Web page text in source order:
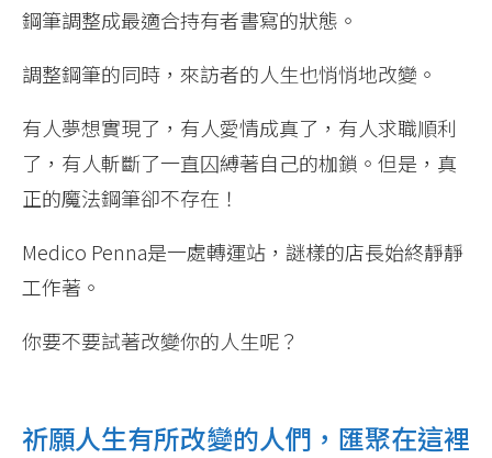
鋼筆調整成最適合持有者書寫的狀態。
調整鋼筆的同時，來訪者的人生也悄悄地改變。
有人夢想實現了，有人愛情成真了，有人求職順利
了，有人斬斷了一直囚縛著自己的枷鎖。但是，真
正的魔法鋼筆卻不存在！
Medico Penna是一處轉運站，謎樣的店長始終靜靜
工作著。
你要不要試著改變你的人生呢？
祈願人生有所改變的人們，匯聚在這裡